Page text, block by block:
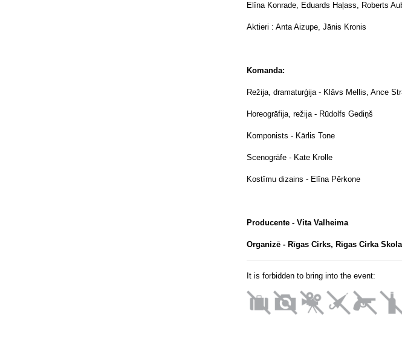
Elīna Konrade, Eduards Haļass, Roberts
Aktieri : Anta Aizupe, Jānis Kronis
Komanda:
Režija, dramaturģija - Klāvs Mellis, Ance
Horeogrāfija, režija - Rūdolfs Gediņš
Komponists - Kārlis Tone
Scenogrāfe - Kate Krolle
Kostīmu dizains - Elīna Pērkone
Producente - Vita Valheima
Organizē - Rīgas Cirks, Rīgas Cirka
It is forbidden to bring into the event: